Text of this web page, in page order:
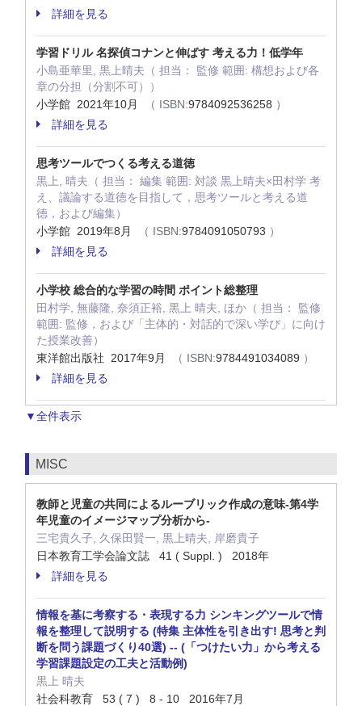
詳細を見る
学習ドリル 名探偵コナンと伸ばす 考える力！低学年
小島亜華里, 黒上晴夫（ 担当： 監修 範囲: 構想および各
章の分担（分割不可））
小学館 2021年10月
（ ISBN:9784092536258 ）
詳細を見る
思考ツールでつくる考える道徳
黒上, 晴夫（ 担当： 編集 範囲: 対談 黒上晴夫×田村学 考
え、議論する道徳を目指して，思考ツールと考える道
徳，および編集）
小学館 2019年8月
（ ISBN:9784091050793 ）
詳細を見る
小学校 総合的な学習の時間 ポイント総整理
田村学, 無藤隆, 奈須正裕, 黒上 晴夫, ほか（ 担当： 監修
範囲: 監修，および「主体的・対話的で深い学び」に向け
た授業改善）
東洋館出版社 2017年9月
（ ISBN:9784491034089 ）
詳細を見る
▼全件表示
MISC
教師と児童の共同によるルーブリック作成の意味-第4学
年児童のイメージマップ分析から-
三宅貴久子, 久保田賢一, 黒上晴夫, 岸磨貴子
日本教育工学会論文誌 41 ( Suppl. ) 2018年
詳細を見る
情報を基に考察する・表現する力 シンキングツールで情
報を整理して説明する (特集 主体性を引き出す! 思考と判
断を問う課題づくり40選) -- (「つけたい力」から考える
学習課題設定の工夫と活動例)
黒上 晴夫
社会科教育 53 ( 7 ) 8 - 10 2016年7月